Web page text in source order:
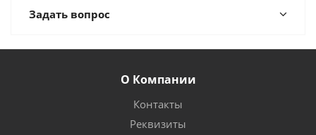
Задать вопрос
О Компании
Контакты
Реквизиты